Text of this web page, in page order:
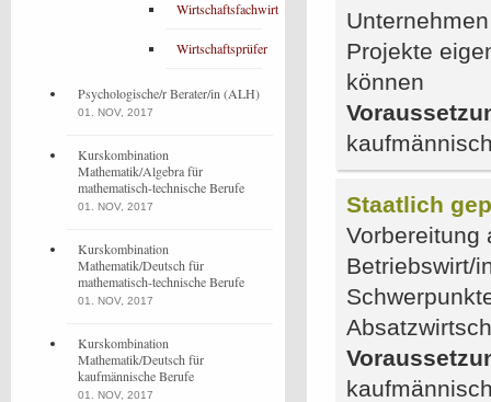
Projekte
können
Staatlich
Vorbereitung
Betriebswirt/
Wirtschaftsfachwirt
Wirtschaftsprüfer
Psychologische/r Berater/in (ALH)
01. NOV, 2017
Kurskombination
Mathematik/Algebra für
mathematisch-technische Berufe
01. NOV, 2017
Kurskombination
Mathematik/Deutsch für
mathematisch-technische Berufe
01. NOV, 2017
Kurskombination
Mathematik/Deutsch für
kaufmännische Berufe
01. NOV, 2017